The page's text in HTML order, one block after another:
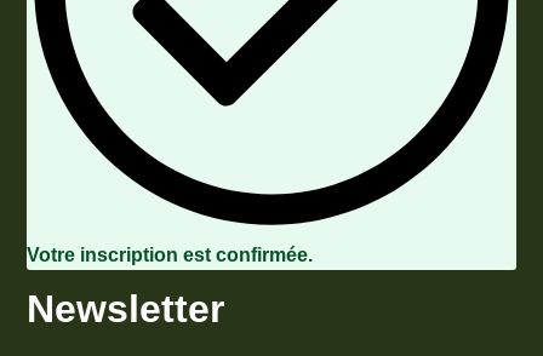
Votre inscription est confirmée.
Newsletter